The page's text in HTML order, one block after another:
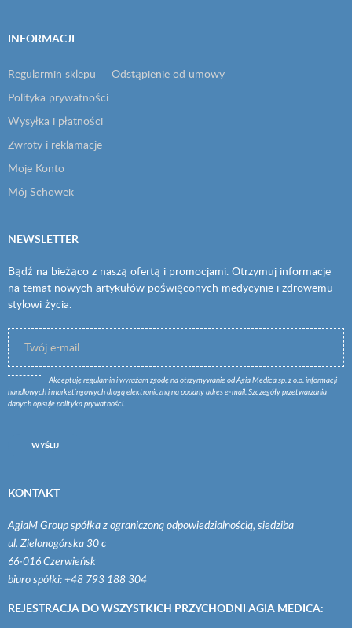
INFORMACJE
Regularmin sklepu
Polityka prywatności
Wysyłka i płatności
Zwroty i reklamacje
Moje Konto
Mój Schowek
Odstąpienie od umowy
NEWSLETTER
Bądź na bieżąco z naszą ofertą i promocjami. Otrzymuj informacje
na temat nowych artykułów poświęconych medycynie i zdrowemu
stylowi życia.
Akceptuję regulamin i wyrażam zgodę na otrzymywanie od Agia Medica sp. z o.o. informacji
handlowych i marketingowych drogą elektroniczną na podany adres e-mail. Szczegóły przetwarzania
danych opisuje polityka prywatności
WYŚLIJ
KONTAKT
AgiaM Group spółka z ograniczoną odpowiedzialnością, siedziba
ul. Zielonogórska 30 c
66-016 Czerwieńsk
biuro spółki: +48 793 188 304
REJESTRACJA DO WSZYSTKICH PRZYCHODNI AGIA MEDICA: